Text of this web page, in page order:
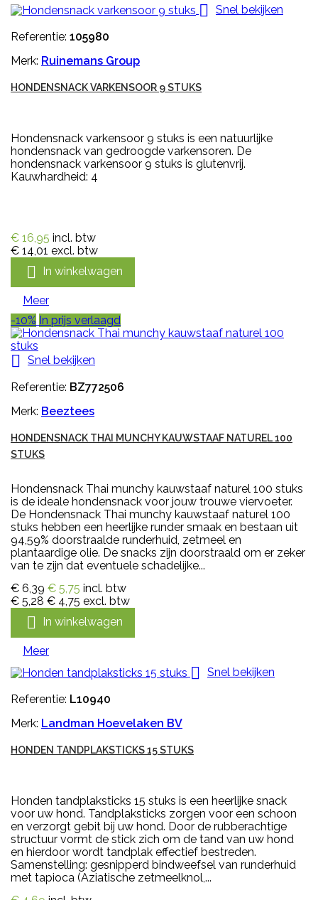
 Snel bekijken
Referentie: 105980
Merk: Ruinemans Group
HONDENSNACK VARKENSOOR 9 STUKS
Hondensnack varkensoor 9 stuks is een natuurlijke
hondensnack van gedroogde varkensoren. De
hondensnack varkensoor 9 stuks is glutenvrij.
Kauwhardheid: 4
€ 16,95 incl. btw
€ 14,01 excl. btw
 In winkelwagen
Meer
-10% In prijs verlaagd
 Snel bekijken
Referentie: BZ772506
Merk: Beeztees
HONDENSNACK THAI MUNCHY KAUWSTAAF NATUREL 100
STUKS
Hondensnack Thai munchy kauwstaaf naturel 100 stuks
is de ideale hondensnack voor jouw trouwe viervoeter.
De Hondensnack Thai munchy kauwstaaf naturel 100
stuks hebben een heerlijke runder smaak en bestaan uit
94,59% doorstraalde runderhuid, zetmeel en
plantaardige olie. De snacks zijn doorstraald om er zeker
van te zijn dat eventuele schadelijke...
€ 6,39 € 5,75 incl. btw
€ 5,28 € 4,75 excl. btw
 In winkelwagen
Meer
 Snel bekijken
Referentie: L10940
Merk: Landman Hoevelaken BV
HONDEN TANDPLAKSTICKS 15 STUKS
Honden tandplaksticks 15 stuks is een heerlijke snack
voor uw hond. Tandplaksticks zorgen voor een schoon
en verzorgt gebit bij uw hond. Door de rubberachtige
structuur vormt de stick zich om de tand van uw hond
en hierdoor wordt tandplak effectief bestreden.
Samenstelling: gesnipperd bindweefsel van runderhuid
met tapioca (Aziatische zetmeelknol,...